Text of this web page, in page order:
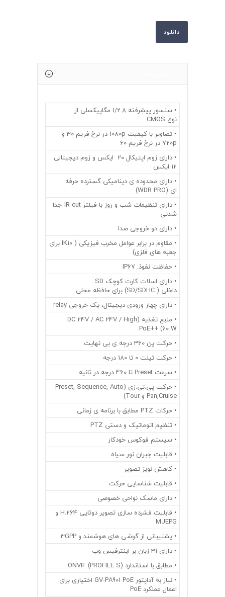
دانلود
• سنسور پيشرفته 1/2.8 مگاپیکسلی از
نوع CMOS
• تصاویر با کیفیت 1080p در نرخ فریم 30 و
720p در نرخ فریم 60
• دارای زوم اپتیکال 20 ایکس و زوم دیجیتالی
12 ایکس
• دارای محدوده ی دینامیکی گسترده حرفه
ای (WDR PRO)
• دارای تنظیمات شب و روز با فیلتر IR-cut جدا
شدنی
• دارای دو خروجی صدا
• مقاوم در برابر عوامل مخرب فیزیکی ( IK10 برای
جعبه های فلزی)
• حفاظت نفوذ: IP67
• دارای اسلات کارت کوچک SD
داخلی ( SD/SDHC) برای حافظه محلی
• دارای چهار ورودی دیجیتال، یک خروجی relay
• منبع تغذیه (DC 24V / AC 24V / High
PoE++ (60 W
• حرکت پن 360 درجه ی بی نهایت
• حرکت تیلت 0 تا 180 درجه
• سرعت Preset تا 460 درجه در ثانیه
• حرکت پی.تی.زی (Preset, Sequence, Auto
Pan,Cruise و Tour)
• حرکات PTZ مطابق با برنامه ی زمانی
• تنظیم اتوماتیک و دستی PTZ
• سیستم فوکوس خودکار
• قابلیت جبران نور سیاه
• کاهش نویز تصویر
• قابلیت شناسایی حرکت
• دارای ماسک نواحی خصوصی
• قابلیت فشرده سازی تصویر دوتایی H.264 و
MJEPG
• پشتیبانی از گوشی های هوشمند و 3GPP
• دارای 31 زبان بر اینترفیس وب
• مطابق با استاندارد (ONVIF (PROFILE S
• نیاز به آداپتور GV-PA901 PoE اختیاری برای
اعمال عملکرد PoE